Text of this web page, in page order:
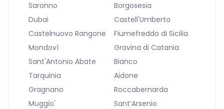
Saronno
Borgosesia
Dubai
Castell'Umberto
Castelnuovo Rangone
Fiumefreddo di Sicilia
Mondovì
Gravina di Catania
Sant'Antonio Abate
Bianco
Tarquinia
Aidone
Gragnano
Roccabernarda
Muggio'
Sant’Arsenio